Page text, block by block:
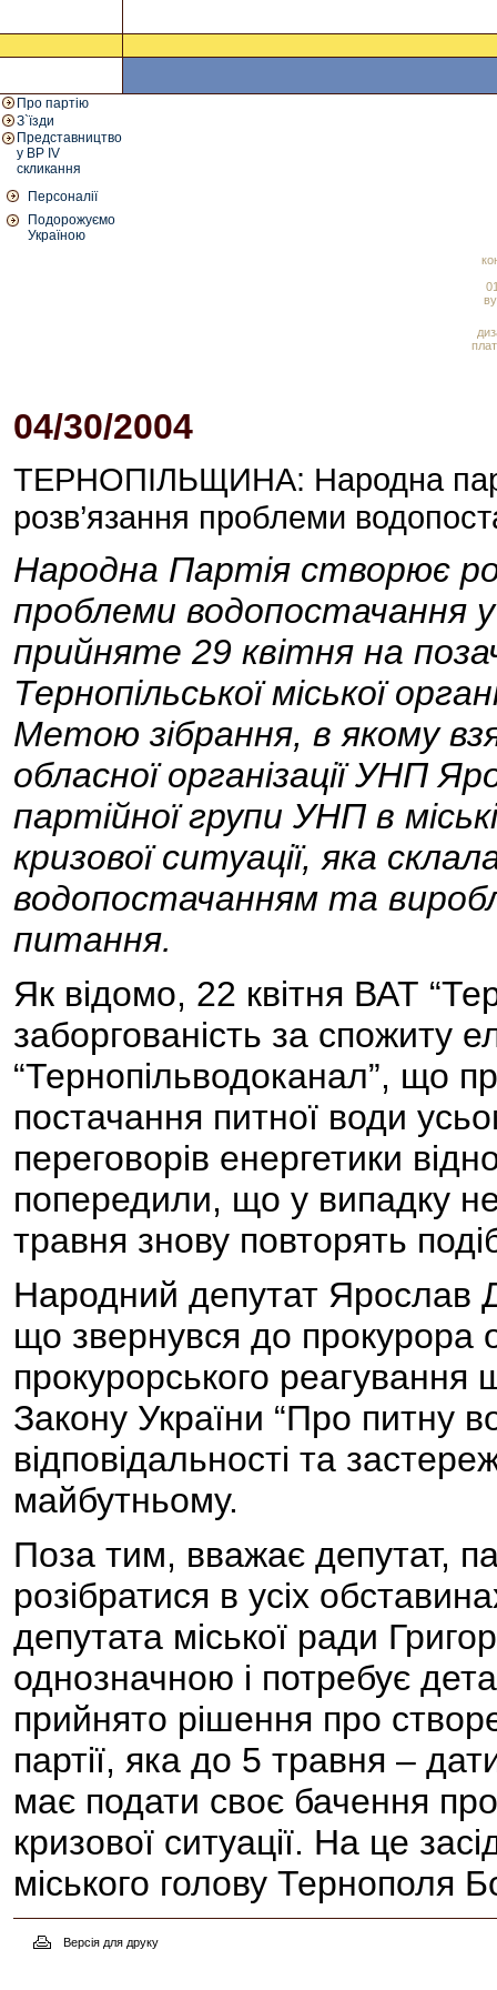
Про партію
З`їзди
Представництво
у ВР IV
скликання
Персоналії
Подорожуємо
Україною
04/30/2004
ТЕРНОПІЛЬЩИНА: Народна
розв’язання проблеми
Народна Партія створює
проблеми водопостачання
прийняте 29 квітня на
Тернопільської міської
Метою зібрання, в якому
обласної організації
партійної групи УНП в
кризової ситуації, яка
водопостачанням та
питання.
Як відомо, 22 квітня ВАТ
заборгованість за спожиту
“Тернопільводоканал”, що
постачання питної води
переговорів енергетики
попередили, що у випадку
травня знову повторять
Народний депутат
що звернувся до прокурора
прокурорського
Закону України “Про питну
відповідальності та
майбутньому.
Поза тим, вважає депутат,
розібратися в усіх
депутата міської ради
однозначною і потребує
прийнято рішення про
партії, яка до 5 травня –
має подати своє бачення
кризової ситуації. На це
міського голову Тернополя
Версія для друку